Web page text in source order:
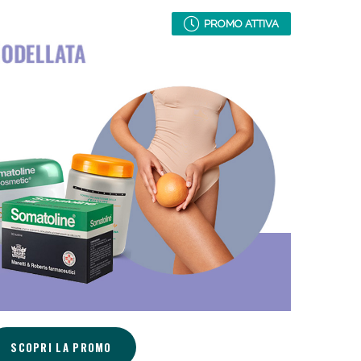
PROMO ATTIVA
SCOPRI LA PROMO